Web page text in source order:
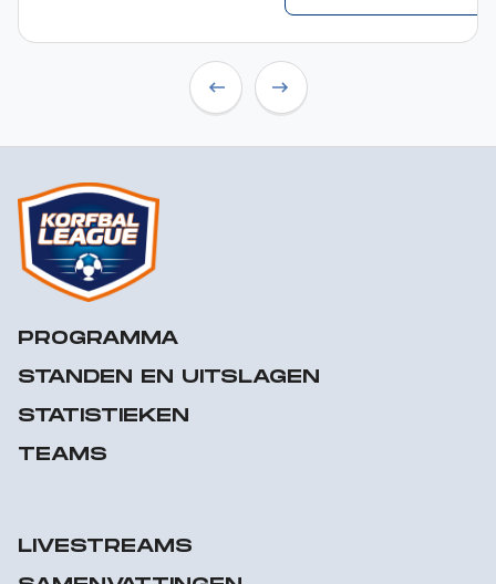
PROGRAMMA
STANDEN EN UITSLAGEN
STATISTIEKEN
TEAMS
LIVESTREAMS